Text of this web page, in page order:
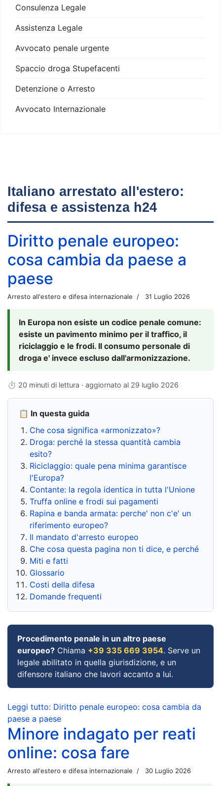
Consulenza Legale
Assistenza Legale
Avvocato penale urgente
Spaccio droga Stupefacenti
Detenzione o Arresto
Avvocato Internazionale
Italiano arrestato all'estero:
difesa e assistenza h24
Diritto penale europeo:
cosa cambia da paese a
paese
Arresto all'estero e difesa internazionale 31 Luglio 2026
In Europa non esiste un codice penale comune:
esiste un pavimento minimo per il traffico, il
riciclaggio e le frodi. Il consumo personale di
droga e' invece escluso dall'armonizzazione.
⏱ 20 minuti di lettura · aggiornato al 29 luglio 2026
📋 In questa guida
Che cosa significa «armonizzato»?
Droga: perché la stessa quantità cambia
esito?
Riciclaggio: quale pena minima garantisce
l'Europa?
Contante: la regola identica in tutta l'Unione
Truffa online e frodi sui pagamenti
Rapina e banda armata: perche' non c'e' un
riferimento europeo?
Il mandato d'arresto europeo
Che cosa questa pagina non ti dice, e perché
Miti e fatti
Glossario
Costi della difesa
Domande frequenti
Procedimento penale in un altro paese
europeo? Chiama +39 335 669 3954. Serve un
legale abilitato in quella giurisdizione, e un
difensore italiano che lavori accanto a lui.
Leggi tutto: Diritto penale europeo: cosa cambia da
paese a paese
Minore indagato per reati
online: cosa fare
Arresto all'estero e difesa internazionale 30 Luglio 2026